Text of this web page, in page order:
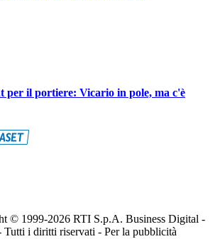
per il portiere: Vicario in pole, ma c'è
© 1999-2026 RTI S.p.A. Business Digital -
Tutti i diritti riservati - Per la pubblicità